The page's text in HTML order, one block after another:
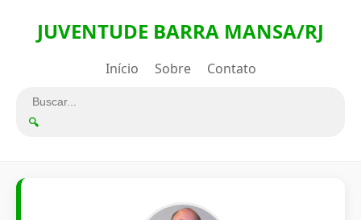
JUVENTUDE BARRA MANSA/RJ
Início Sobre Contato
🔍